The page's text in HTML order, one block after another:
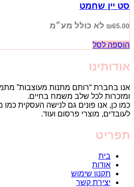
סט יין שחמט
₪65.00 לא כולל מע״מ
הוספה לסל
אודותינו
אנו בחברת “רותם מתנות מעוצבות”
ומזכרות לכל שלב משמח בחיים.
כמו כן, אנו פונים גם לנישה העסקית
לעובדים, מוצרי פרסום ועוד.
תפריט
בית
אודות
תקנון שימוש
יצירת קשר